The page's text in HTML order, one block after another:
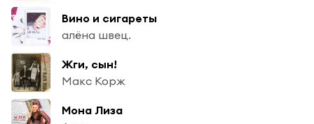
Вино и сигареты
алёна швец.
Жги, сын!
Макс Корж
Мона Лиза